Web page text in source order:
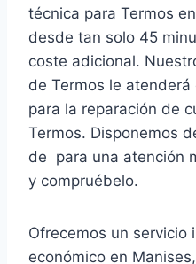
técnica para Termos
desde tan solo 45
coste adicional.
de Termos le
para la reparación de
Termos. Disponemos
de para una atención
y compruébelo.
Ofrecemos un servicio
económico en